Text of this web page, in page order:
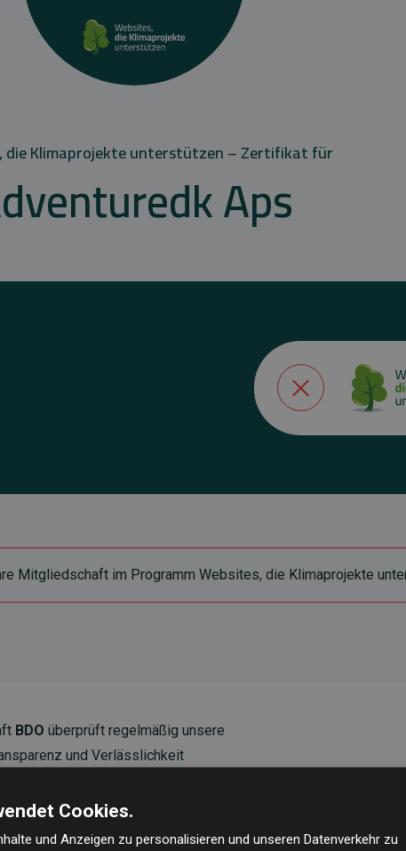
die Klimaprojekte unterstützen – Zertifikat für
Aps
Mitgliedschaft im Programm Websites, die Klimaprojekte
BDO überprüft regelmäßig unsere
und Verlässlichkeit
Investitionen in Klimaschutzprojekte im
CO₂-Emissionender teilnehmenden
Cookies.
und Anzeigen zu personalisieren und unseren Datenverkehr zu